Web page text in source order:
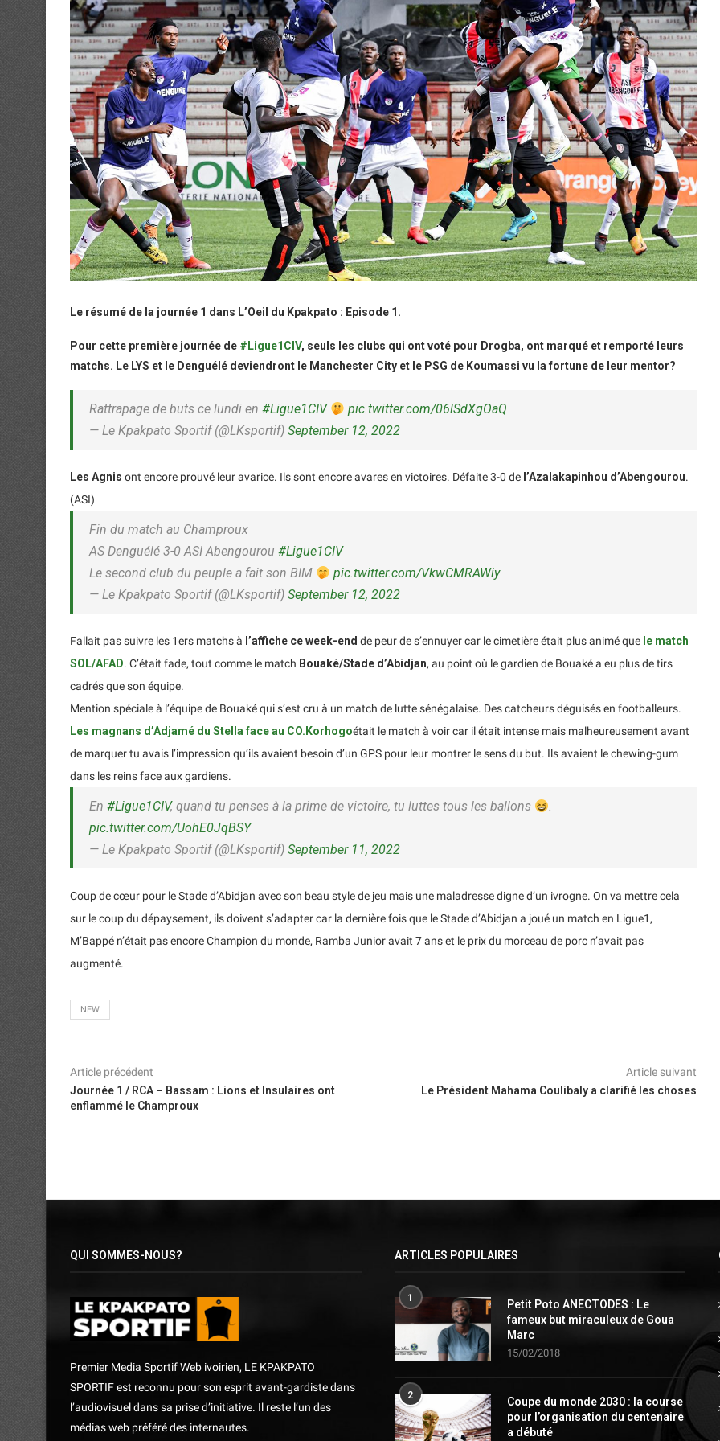
Le résumé de la journée 1 dans L’Oeil du Kpakpato : Episode 1.
Pour cette première journée de #Ligue1CIV, seuls les clubs qui ont voté pour Drogba, ont marqué et remporté leurs
matchs. Le LYS et le Denguélé deviendront le Manchester City et le PSG de Koumassi vu la fortune de leur mentor?
Rattrapage de buts ce lundi en #Ligue1CIV
pic.twitter.com/06lSdXgOaQ
— Le Kpakpato Sportif (@LKsportif) September 12, 2022
Les Agnis ont encore prouvé leur avarice. Ils sont encore avares en victoires. Défaite 3-0 de l’Azalakapinhou d’Abengourou.
(ASI)
Fin du match au Champroux
AS Denguélé 3-0 ASI Abengourou #Ligue1CIV
Le second club du peuple a fait son BIM
pic.twitter.com/VkwCMRAWiy
— Le Kpakpato Sportif (@LKsportif) September 12, 2022
Fallait pas suivre les 1ers matchs à l’affiche ce week-end de peur de s’ennuyer car le cimetière était plus animé que le match
SOL/AFAD. C’était fade, tout comme le match Bouaké/Stade d’Abidjan, au point où le gardien de Bouaké a eu plus de tirs
cadrés que son équipe.
Mention spéciale à l’équipe de Bouaké qui s’est cru à un match de lutte sénégalaise. Des catcheurs déguisés en footballeurs.
Les magnans d’Adjamé du Stella face au CO.Korhogoétait le match à voir car il était intense mais malheureusement avant
de marquer tu avais l’impression qu’ils avaient besoin d’un GPS pour leur montrer le sens du but. Ils avaient le chewing-gum
dans les reins face aux gardiens.
En #Ligue1CIV, quand tu penses à la prime de victoire, tu luttes tous les ballons
.
pic.twitter.com/UohE0JqBSY
— Le Kpakpato Sportif (@LKsportif) September 11, 2022
Coup de cœur pour le Stade d’Abidjan avec son beau style de jeu mais une maladresse digne d’un ivrogne. On va mettre cela
sur le coup du dépaysement, ils doivent s’adapter car la dernière fois que le Stade d’Abidjan a joué un match en Ligue1,
M’Bappé n’était pas encore Champion du monde, Ramba Junior avait 7 ans et le prix du morceau de porc n’avait pas
augmenté.
NEW
Article précédent
Journée 1 / RCA – Bassam : Lions et Insulaires ont
enflammé le Champroux
Article suivant
Le Président Mahama Coulibaly a clarifié les choses
QUI SOMMES-NOUS?
Premier Media Sportif Web ivoirien, LE KPAKPATO
SPORTIF est reconnu pour son esprit avant-gardiste dans
l’audiovisuel dans sa prise d’initiative. Il reste l’un des
médias web préféré des internautes.
ARTICLES POPULAIRES
1
Petit Poto ANECTODES : Le
fameux but miraculeux de Goua
Marc
15/02/2018
2
Coupe du monde 2030 : la course
pour l’organisation du centenaire
a débuté